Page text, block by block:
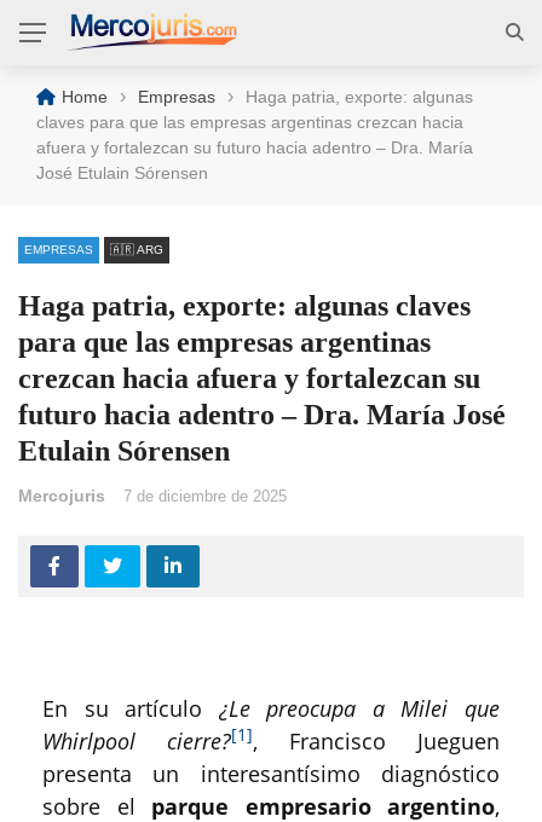
Home › Empresas ›
Haga patria, exporte: algunas
claves para que las empresas argentinas crezcan hacia
afuera y fortalezcan su futuro hacia adentro – Dra. María
José Etulain Sórensen
EMPRESAS 🇦🇷 ARG
Haga patria, exporte: algunas claves
para que las empresas argentinas
crezcan hacia afuera y fortalezcan su
futuro hacia adentro – Dra. María José
Etulain Sórensen
Mercojuris 7 de diciembre de 2025
En su artículo ¿Le preocupa a Milei que
Whirlpool cierre?[1], Francisco Jueguen
presenta un interesantísimo diagnóstico
sobre el parque empresario argentino,